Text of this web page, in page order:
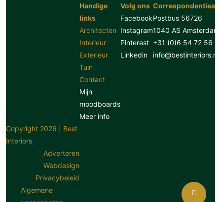
Handige
links
Architecten
Interieur
Exterieur
Tuin
Contact
Mijn
moodboards
Meer info
Volg ons
Facebook
Instagram
Pinterest
Linkedin
Postbus 56726
1040 AS Amsterdam
+31 (0)6 54 72 56
info@bestinteriors.nl
Copyright 2026 | Best
Interiors
Adverteren
Webdesign
Privacybeleid
Algemene